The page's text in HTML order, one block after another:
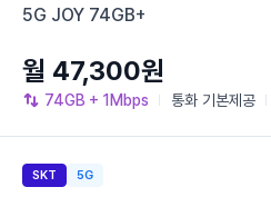
5G JOY 74GB+
74GB + 1Mbps 통화 기본제공
월 47,300원
SKT 5G